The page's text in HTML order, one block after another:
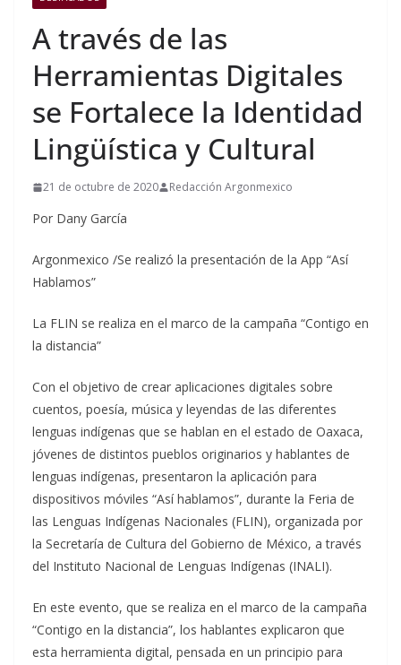
A través de las
Herramientas Digitales
se Fortalece la Identidad
Lingüística y Cultural
21 de octubre de 2020 Redacción Argonmexico
Por Dany García
Argonmexico /Se realizó la presentación de la App “Así
Hablamos”
La FLIN se realiza en el marco de la campaña “Contigo en
la distancia”
Con el objetivo de crear aplicaciones digitales sobre
cuentos, poesía, música y leyendas de las diferentes
lenguas indígenas que se hablan en el estado de Oaxaca,
jóvenes de distintos pueblos originarios y hablantes de
lenguas indígenas, presentaron la aplicación para
dispositivos móviles “Así hablamos”, durante la Feria de
las Lenguas Indígenas Nacionales (FLIN), organizada por
la Secretaría de Cultura del Gobierno de México, a través
del Instituto Nacional de Lenguas Indígenas (INALI).
En este evento, que se realiza en el marco de la campaña
“Contigo en la distancia”, los hablantes explicaron que
esta herramienta digital, pensada en un principio para